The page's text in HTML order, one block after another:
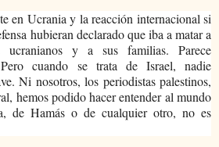
en Ucrania y la reacción internacional si
hubieran declarado que iba a matar a
ucranianos y a sus familias. Parece
cuando se trata de Israel, nadie
Ni nosotros, los periodistas palestinos,
hemos podido hacer entender al mundo
de Hamás o de cualquier otro, no es